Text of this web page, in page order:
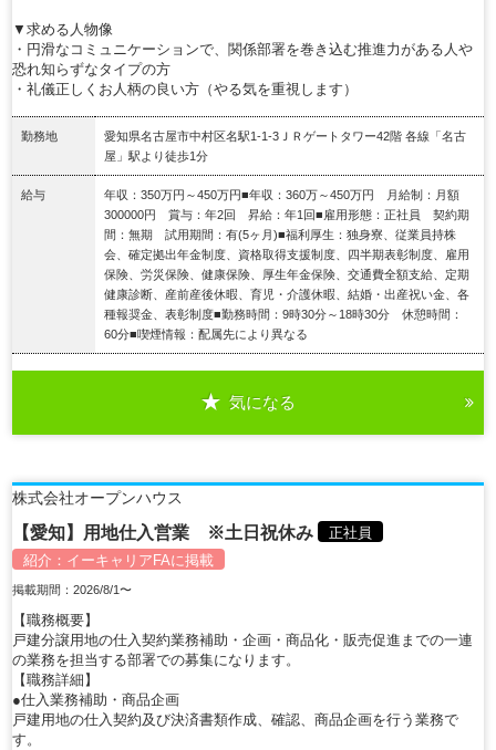
▼求める人物像
・円滑なコミュニケーションで、関係部署を巻き込む推進力がある人や
恐れ知らずなタイプの方
・礼儀正しくお人柄の良い方（やる気を重視します）
勤務地
愛知県名古屋市中村区名駅1-1-3ＪＲゲートタワー42階 各線「名古
屋」駅より徒歩1分
給与
年収：350万円～450万円■年収：360万～450万円 月給制：月額
300000円 賞与：年2回 昇給：年1回■雇用形態：正社員 契約期
間：無期 試用期間：有(5ヶ月)■福利厚生：独身寮、従業員持株
会、確定拠出年金制度、資格取得支援制度、四半期表彰制度、雇用
保険、労災保険、健康保険、厚生年金保険、交通費全額支給、定期
健康診断、産前産後休暇、育児・介護休暇、結婚・出産祝い金、各
種報奨金、表彰制度■勤務時間：9時30分～18時30分 休憩時間：
60分■喫煙情報：配属先により異なる
気になる
株式会社オープンハウス
【愛知】用地仕入営業 ※土日祝休み
正社員
紹介： イーキャリアFAに掲載
掲載期間：2026/8/1〜
【職務概要】
戸建分譲用地の仕入契約業務補助・企画・商品化・販売促進までの一連
の業務を担当する部署での募集になります。
【職務詳細】
●仕入業務補助・商品企画
戸建用地の仕入契約及び決済書類作成、確認、商品企画を行う業務で
す。